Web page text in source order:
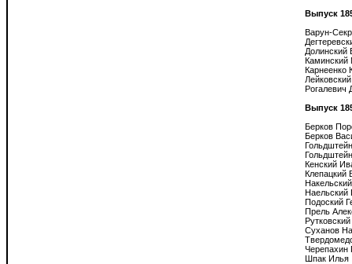
Выпуск
Варун-
Долинский
Каминский
Карнеенко
Рогалевич
Выпуск
Берков
Берков
Кенский
Клепацкий
Наельский
Подоский
Прель
Суханов
Черепахин
Шпак Илья